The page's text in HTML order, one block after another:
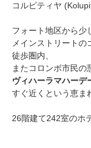
コルピティヤ
フォート地区から少
メインストリート
徒歩圏内、
またコロンボ市民の
ヴィハーラマハーデ
すぐ近くという恵ま
26階建て242室のホ